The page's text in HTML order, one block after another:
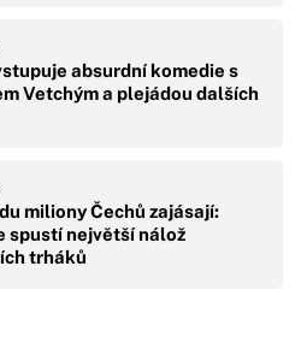
absurdní komedie s
Vetchým a plejádou dalších
miliony Čechů zajásají:
spustí největší nálož
trháků